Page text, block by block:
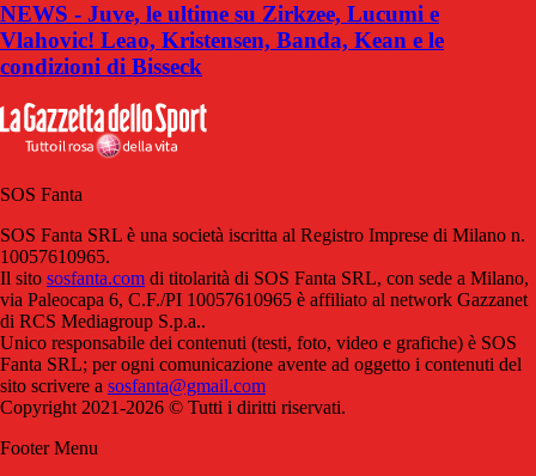
NEWS - Juve, le ultime su Zirkzee, Lucumi e
Vlahovic! Leao, Kristensen, Banda, Kean e le
condizioni di Bisseck
SOS Fanta
SOS Fanta SRL è una società iscritta al Registro Imprese di Milano n.
10057610965.
Il sito sosfanta.com di titolarità di SOS Fanta SRL, con sede a Milano,
via Paleocapa 6, C.F./PI 10057610965 è affiliato al network Gazzanet
di RCS Mediagroup S.p.a..
Unico responsabile dei contenuti (testi, foto, video e grafiche) è SOS
Fanta SRL; per ogni comunicazione avente ad oggetto i contenuti del
sito scrivere a sosfanta@gmail.com
Copyright 2021-2026 © Tutti i diritti riservati.
Footer Menu